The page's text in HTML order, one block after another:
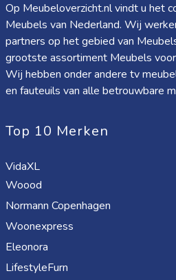
Op Meubeloverzicht.nl vindt u het
Meubels van Nederland. Wij
partners op het gebied van
grootste assortiment Meubels
Wij hebben onder andere tv
en fauteuils van alle betrouwbare
Top 10 Merken
VidaXL
Woood
Normann Copenhagen
Woonexpress
Eleonora
LifestyleFurn